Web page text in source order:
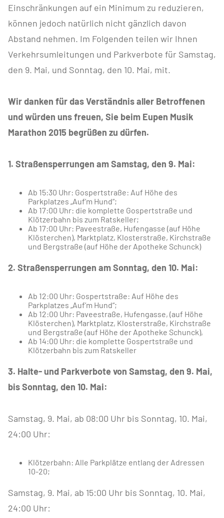
Einschränkungen auf ein Minimum zu reduzieren,
können jedoch natürlich nicht gänzlich davon
Abstand nehmen. Im Folgenden teilen wir Ihnen
Verkehrsumleitungen und Parkverbote für Samstag,
den 9. Mai, und Sonntag, den 10. Mai, mit.
Wir danken für das Verständnis aller Betroffenen
und würden uns freuen, Sie beim Eupen Musik
Marathon 2015 begrüßen zu dürfen.
1. Straßensperrungen am Samstag, den 9. Mai:
Ab 15:30 Uhr: Gospertstraße: Auf Höhe des
Parkplatzes „Auf’m Hund“;
Ab 17:00 Uhr: die komplette Gospertstraße und
Klötzerbahn bis zum Ratskeller;
Ab 17:00 Uhr: Paveestraße, Hufengasse (auf Höhe
Klösterchen), Marktplatz, Klosterstraße, Kirchstraße
und Bergstraße (auf Höhe der Apotheke Schunck)
2. Straßensperrungen am Sonntag, den 10. Mai:
Ab 12:00 Uhr: Gospertstraße: Auf Höhe des
Parkplatzes „Auf’m Hund“;
Ab 12:00 Uhr: Paveestraße, Hufengasse, (auf Höhe
Klösterchen), Marktplatz, Klosterstraße, Kirchstraße
und Bergstraße (auf Höhe der Apotheke Schunck),
Ab 14:00 Uhr: die komplette Gospertstraße und
Klötzerbahn bis zum Ratskeller
3. Halte- und Parkverbote von Samstag, den 9. Mai,
bis Sonntag, den 10. Mai:
Samstag, 9. Mai, ab 08:00 Uhr bis Sonntag, 10. Mai,
24:00 Uhr:
Klötzerbahn: Alle Parkplätze entlang der Adressen
10-20;
Samstag, 9. Mai, ab 15:00 Uhr bis Sonntag, 10. Mai,
24:00 Uhr: